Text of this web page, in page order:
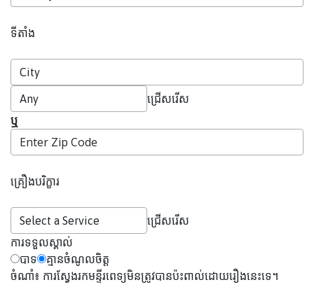
ទីតាំង
ជ្រើសរើស
ឬ
គ្រឿងបរិក្ខារ
ជ្រើសរើស
ការទទួលស្គាល់
បាទ
គ្មានចំណូលចិត្ត
ចំណាំ៖ ការស្វែងរកមន្ទីរពេទ្យមិនត្រូវបានប៉ះពាល់ដោយរឿងនេះទេ។